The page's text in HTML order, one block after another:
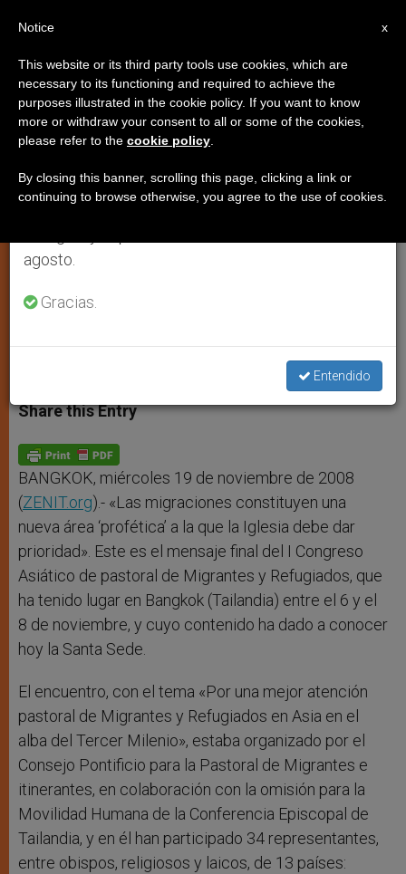
Las migraciones, “nueva área
profética” para la Iglesia
Asiático de pastoral para los Migrantes
y Refugiados
CULTURA
t
s
p
p
s
e
g
e
r
e
b
o
k
t r
Share this Entry
BANGKOK, miércoles 19 de noviembre de 2008
(ZENIT.org).- «Las migraciones constituyen una
nueva área ‘profética’ a la que la Iglesia debe dar
prioridad». Este es el mensaje final del I Congreso
Asiático de pastoral de Migrantes y Refugiados, que
ha tenido lugar en Bangkok (Tailandia) entre el 6 y el
8 de noviembre, y cuyo contenido ha dado a conocer
hoy la Santa Sede.
El encuentro, con el tema «Por una mejor atención
pastoral de Migrantes y Refugiados en Asia en el
alba del Tercer Milenio», estaba organizado por el
Consejo Pontificio para la Pastoral de Migrantes e
itinerantes, en colaboración con la omisión para la
Movilidad Humana de la Conferencia Episcopal de
Tailandia, y en él han participado 34 representantes,
entre obispos, religiosos y laicos, de 13 países:
×
Aviso importante
Del 27 de julio al 7 de agosto haremos la pausa
anual, aprovechando que en el periodo de verano
se generan menos informaciones y también el
agosto.
Gracias.
Entendido
x
Notice
This website or its third party tools use cookies, which are
necessary to its functioning and required to achieve the
purposes illustrated in the cookie policy. If you want to know
more or withdraw your consent to all or some of the cookies,
please refer to the cookie policy
By closing this banner, scrolling this page, clicking a link or
continuing to browse otherwise, you agree to the use of cookies.